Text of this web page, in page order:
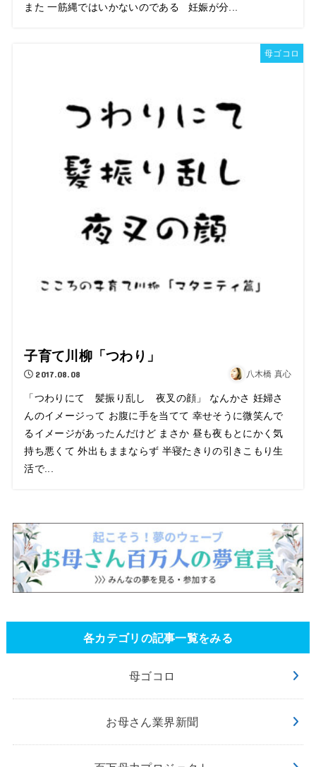
また 一筋縄ではいかないのである 妊娠が分...
母ゴコロ
子育て川柳「つわり」
2017.08.08 八木橋 真心
「つわりにて 髪振り乱し 夜叉の顔」 なんかさ 妊婦さ
んのイメージって お腹に手を当てて 幸せそうに微笑んで
るイメージがあったんだけど まさか 昼も夜もとにかく気
持ち悪くて 外出もままならず 半寝たきりの引きこもり生
活で...
各カテゴリの記事一覧をみる
母ゴコロ
お母さん業界新聞